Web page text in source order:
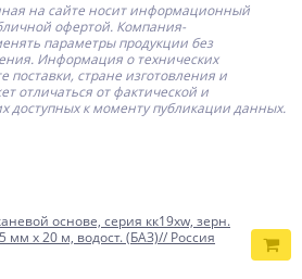
на сайте носит информационный
офертой. Компания-
параметры продукции без
Информация о технических
поставки, стране изготовления и
отличаться от фактической и
доступных к моменту публикации данных.
основе, серия кк19xw, зерн.
мм х 20 м, водост. (БАЗ)// Россия